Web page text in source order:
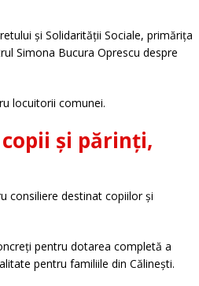
și Solidarității Sociale, primărița
Simona Bucura Oprescu despre
locuitorii comunei.
și părinți,
consiliere destinat copiilor și
pentru dotarea completă a
pentru familiile din Călinești.